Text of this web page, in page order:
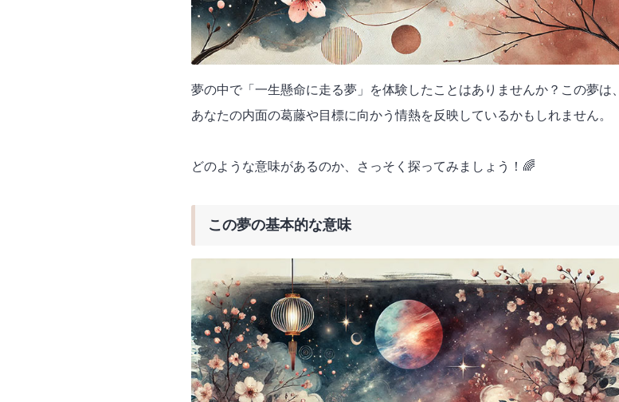
夢の中で「一生懸命に走る夢」を体験したことはありませんか？この夢は、
あなたの内面の葛藤や目標に向かう情熱を反映しているかもしれません。
どのような意味があるのか、さっそく探ってみましょう！🌈
この夢の基本的な意味